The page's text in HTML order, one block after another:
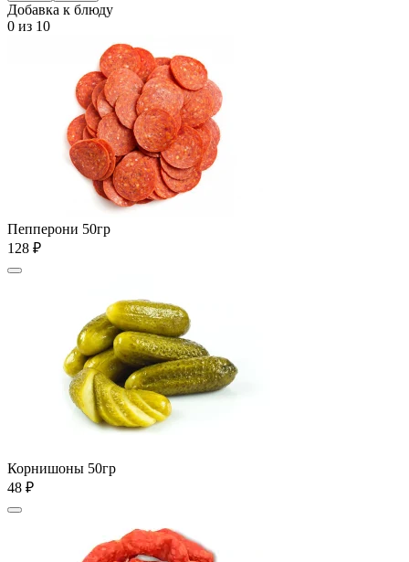
Добавка к блюду
0 из 10
Пепперони 50гр
128 ₽
Корнишоны 50гр
48 ₽